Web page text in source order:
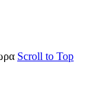
Scroll to Top